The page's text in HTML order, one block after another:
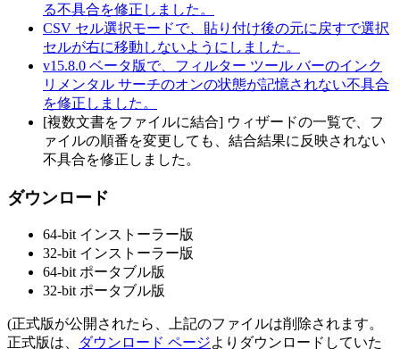
る不具合を修正しました。
CSV セル選択モードで、貼り付け後の元に戻すで選択
セルが右に移動しないようにしました。
v15.8.0 ベータ版で、フィルター ツール バーのインク
リメンタル サーチのオンの状態が記憶されない不具合
を修正しました。
[複数文書をファイルに結合] ウィザードの一覧で、フ
ァイルの順番を変更しても、結合結果に反映されない
不具合を修正しました。
ダウンロード
64-bit インストーラー版
32-bit インストーラー版
64-bit ポータブル版
32-bit ポータブル版
(正式版が公開されたら、上記のファイルは削除されます。
正式版は、
ダウンロード ページよりダウンロードしていた